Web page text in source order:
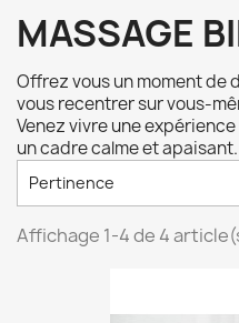
MASSAGE
Offrez vous un moment de
vous recentrer sur vous-
Venez vivre une
un cadre calme et apaisant.
Pertinence
Affichage 1-4 de 4